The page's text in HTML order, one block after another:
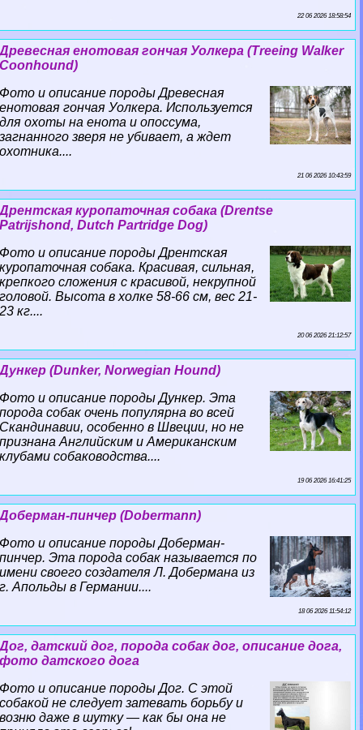
22 06 2026 18:58:54
Древесная енотовая гончая Уолкера (Treeing Walker
Coonhound)
Фото и описание породы Древесная
енотовая гончая Уолкера. Используется
для охоты на енота и опоссума,
загнанного зверя не убивает, а ждет
охотника....
21 06 2026 10:43:59
Дрентская куропаточная собака (Drentse
Patrijshond, Dutch Partridge Dog)
Фото и описание породы Дрентская
куропаточная собака. Красивая, сильная,
крепкого сложения с красивой, некрупной
головой. Высота в холке 58-66 см, вес 21-
23 кг....
20 06 2026 21:12:57
Дункер (Dunker, Norwegian Hound)
Фото и описание породы Дункер. Эта
порода собак очень популярна во всей
Скандинавии, особенно в Швеции, но не
признана Английским и Американским
клубами собаководства....
19 06 2026 16:41:25
Доберман-пинчер (Dobermann)
Фото и описание породы Доберман-
пинчер. Эта порода собак называется по
имени своего создателя Л. Добермана из
г. Апольды в Германии....
18 06 2026 11:54:12
Дог, датский дог, порода собак дог, описание дога,
фото датского дога
Фото и описание породы Дог. С этой
собакой не следует затевать борьбу и
возню даже в шутку — как бы она не